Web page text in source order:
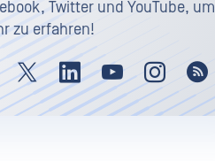
Twitter und YouTube, um
zu erfahren!